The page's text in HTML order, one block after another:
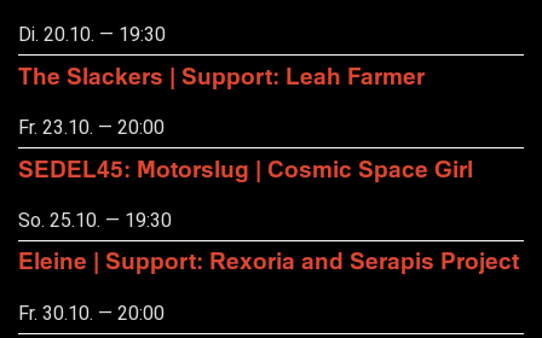
Di. 20.10. — 19:30
The Slackers | Support: Leah Farmer
Fr. 23.10. — 20:00
SEDEL45: Motorslug | Cosmic Space Girl
So. 25.10. — 19:30
Eleine | Support: Rexoria and Serapis Project
Fr. 30.10. — 20:00